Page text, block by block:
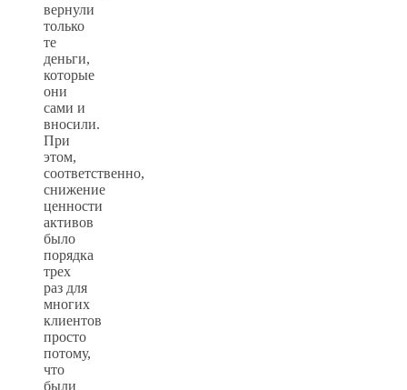
вернули
только
те
деньги,
которые
они
сами и
вносили.
При
этом,
соответственно,
снижение
ценности
активов
было
порядка
трех
раз для
многих
клиентов
просто
потому,
что
были